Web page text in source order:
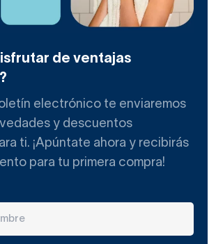
de ventajas
electrónico te enviaremos
y descuentos
ti. ¡Apúntate ahora y recibirás
para tu primera compra!